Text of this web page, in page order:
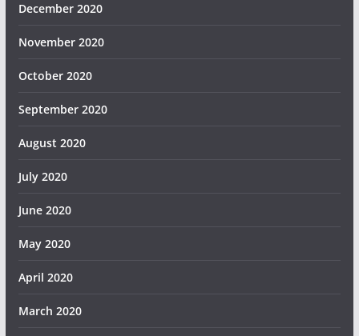
December 2020
November 2020
October 2020
September 2020
August 2020
July 2020
June 2020
May 2020
April 2020
March 2020